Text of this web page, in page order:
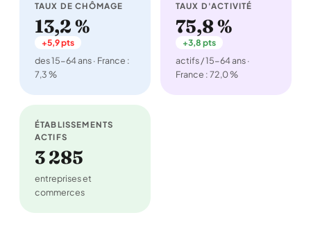
TAUX DE CHÔMAGE
13,2 %
+5,9 pts
des 15-64 ans · France :
7,3 %
TAUX D'ACTIVITÉ
75,8 %
+3,8 pts
actifs / 15-64 ans ·
France : 72,0 %
ÉTABLISSEMENTS
ACTIFS
3 285
entreprises et
commerces